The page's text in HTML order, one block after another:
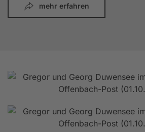
mehr erfahren